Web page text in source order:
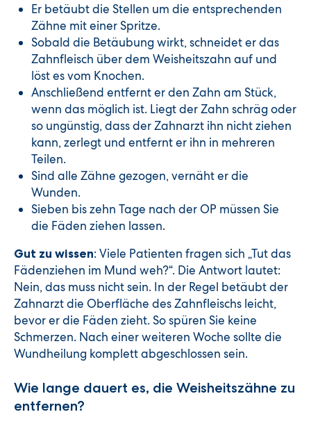
Er betäubt die Stellen um die entsprechenden
Zähne mit einer Spritze.
Sobald die Betäubung wirkt, schneidet er das
Zahnfleisch über dem Weisheitszahn auf und
löst es vom Knochen.
Anschließend entfernt er den Zahn am Stück,
wenn das möglich ist. Liegt der Zahn schräg oder
so ungünstig, dass der Zahnarzt ihn nicht ziehen
kann, zerlegt und entfernt er ihn in mehreren
Teilen.
Sind alle Zähne gezogen, vernäht er die
Wunden.
Sieben bis zehn Tage nach der OP müssen Sie
die Fäden ziehen lassen.
Gut zu wissen: Viele Patienten fragen sich „Tut das
Fädenziehen im Mund weh?“. Die Antwort lautet:
Nein, das muss nicht sein. In der Regel betäubt der
Zahnarzt die Oberfläche des Zahnfleischs leicht,
bevor er die Fäden zieht. So spüren Sie keine
Schmerzen. Nach einer weiteren Woche sollte die
Wundheilung komplett abgeschlossen sein.
Wie lange dauert es, die Weisheitszähne zu
entfernen?